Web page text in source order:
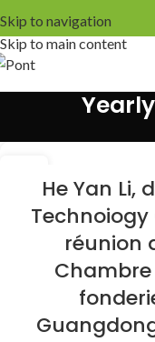
Skip to navigation
Skip to main content
He Yan Li,
Technoiogy
réunion